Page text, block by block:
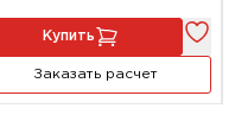
Купить
Заказать расчет